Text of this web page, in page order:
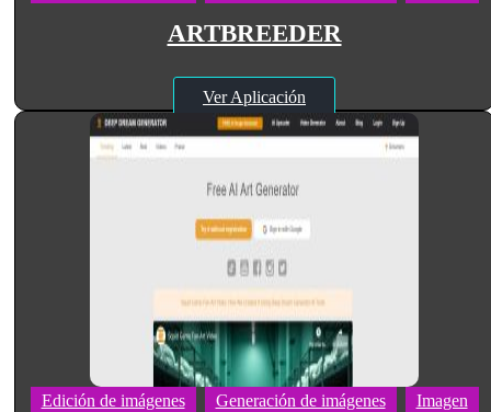
ARTBREEDER
Ver Aplicación
Edición de imágenes Generación de imágenes Imagen